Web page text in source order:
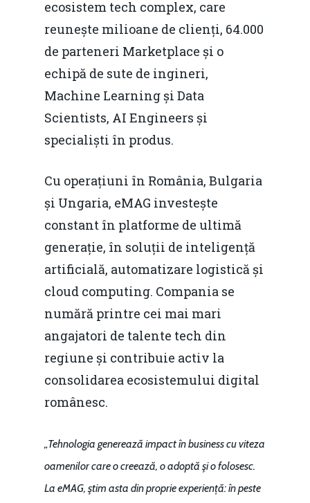
ecosistem tech complex, care
reunește milioane de clienți, 64.000
de parteneri Marketplace și o
echipă de sute de ingineri,
Machine Learning și Data
Scientists, AI Engineers și
specialiști în produs.
Cu operațiuni în România, Bulgaria
și Ungaria, eMAG investește
constant în platforme de ultimă
generație, în soluții de inteligență
artificială, automatizare logistică și
cloud computing. Compania se
numără printre cei mai mari
angajatori de talente tech din
regiune și contribuie activ la
consolidarea ecosistemului digital
românesc.
„Tehnologia generează impact în business cu viteza
oamenilor care o creează, o adoptă şi o folosesc.
La eMAG, ştim asta din proprie experiență: în peste